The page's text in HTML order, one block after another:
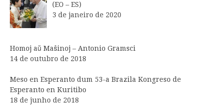
(EO – ES)
3 de janeiro de 2020
Homoj aŭ Maŝinoj – Antonio Gramsci
14 de outubro de 2018
Meso en Esperanto dum 53-a Brazila Kongreso de
Esperanto en Kuritibo
18 de junho de 2018